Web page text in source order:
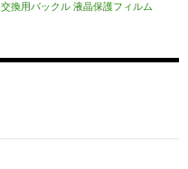
交換用バックル 液晶保護フィルム